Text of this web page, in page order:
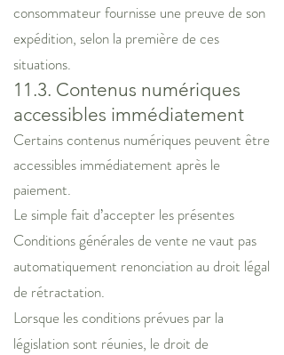
consommateur fournisse une preuve de son
expédition, selon la première de ces
situations.
11.3. Contenus numériques
accessibles immédiatement
Certains contenus numériques peuvent être
accessibles immédiatement après le
paiement.
Le simple fait d’accepter les présentes
Conditions générales de vente ne vaut pas
automatiquement renonciation au droit légal
de rétractation.
Lorsque les conditions prévues par la
législation sont réunies, le droit de